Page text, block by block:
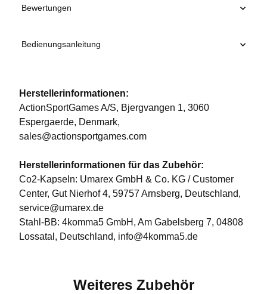
Bewertungen
Bedienungsanleitung
Herstellerinformationen:
ActionSportGames A/S, Bjergvangen 1, 3060
Espergaerde, Denmark,
sales@actionsportgames.com
Herstellerinformationen für das Zubehör:
Co2-Kapseln: Umarex GmbH & Co. KG / Customer
Center, Gut Nierhof 4, 59757 Arnsberg, Deutschland,
service@umarex.de
Stahl-BB: 4komma5 GmbH, Am Gabelsberg 7, 04808
Lossatal, Deutschland, info@4komma5.de
Weiteres Zubehör